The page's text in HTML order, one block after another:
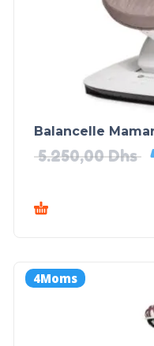
Balancelle
5.250,00Dhs
4Moms